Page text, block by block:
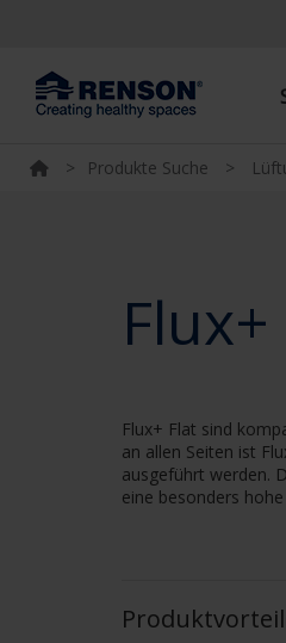
> Produkte Suche >
Flux+ Flat sind
an allen Seiten ist
ausgeführt werden.
eine besonders